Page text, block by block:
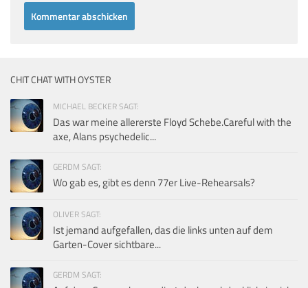
CHIT CHAT WITH OYSTER
MICHAEL BECKER SAGT:
Das war meine allererste Floyd Schebe.Careful with the
axe, Alans psychedelic...
GERDM SAGT:
Wo gab es, gibt es denn 77er Live-Rehearsals?
OLIVER SAGT:
Ist jemand aufgefallen, das die links unten auf dem
Garten-Cover sichtbare...
GERDM SAGT: